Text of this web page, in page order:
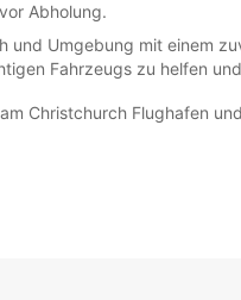
Abholung.
und Umgebung mit einem
Fahrzeugs zu helfen
Christchurch Flughafen